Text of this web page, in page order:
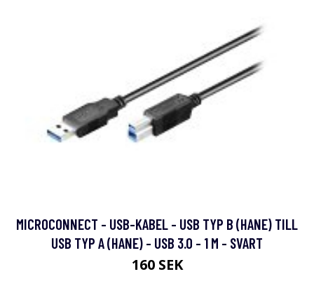
MICROCONNECT - USB-KABEL - USB TYP B (HANE) TILL
USB TYP A (HANE) - USB 3.0 - 1 M - SVART
160 SEK